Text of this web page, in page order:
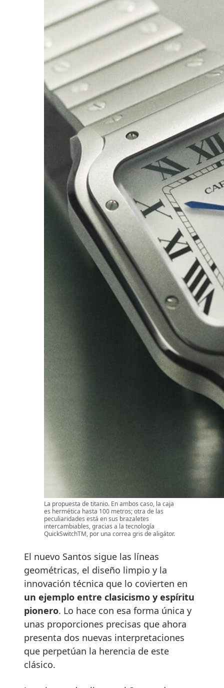
La propuesta de titanio. En ambos caso, la caja
es hermética hasta 100 metros; otra de las
peculiaridades está en sus brazaletes
intercambiables, gracias a la tecnología
QuickSwitchTM, por una correa gris de aligátor.
El nuevo Santos sigue las líneas
geométricas, el diseño limpio y la
innovación técnica que lo covierten en
un ejemplo entre clasicismo y espíritu
pionero. Lo hace con esa forma única y
unas proporciones precisas que ahora
presenta dos nuevas interpretaciones
que perpetúan la herencia de este
clásico.